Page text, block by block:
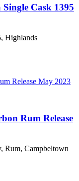
Cask 1395
Highlands
Rum Release
Rum, Campbeltown